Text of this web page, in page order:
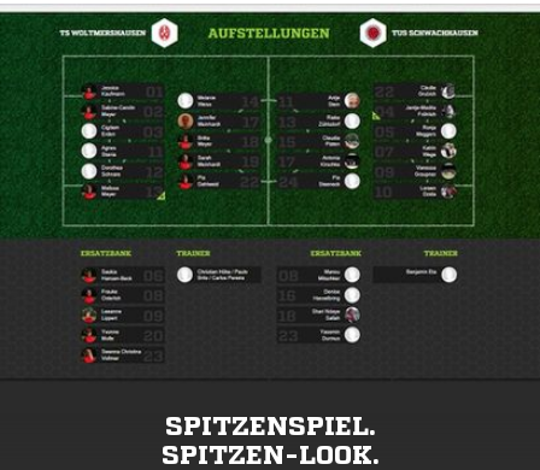
SPITZENSPIEL.
SPITZEN-LOOK.